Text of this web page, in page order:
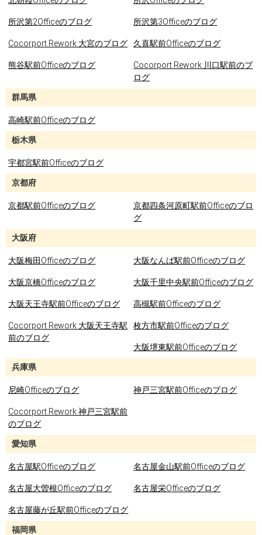
所沢第2Officeのブログ 所沢第3Officeのブログ
Cocorport Rework 大宮のブログ 久喜駅前Officeのブログ
熊谷駅前Officeのブログ
Cocorport Rework 川口駅前のブ
ログ
群馬県
高崎駅前Officeのブログ
栃木県
宇都宮駅前Officeのブログ
京都府
京都駅前Officeのブログ
京都四条河原町駅前Officeのブロ
グ
大阪府
大阪梅田Officeのブログ 大阪なんば駅前Officeのブログ
大阪京橋Officeのブログ 大阪千里中央駅前Officeのブログ
大阪天王寺駅前Officeのブログ 高槻駅前Officeのブログ
Cocorport Rework 大阪天王寺駅
前のブログ
枚方市駅前Officeのブログ
大阪堺東駅前Officeのブログ
兵庫県
尼崎Officeのブログ 神戸三宮駅前Officeのブログ
Cocorport Rework 神戸三宮駅前
のブログ
愛知県
名古屋駅Officeのブログ 名古屋金山駅前Officeのブログ
名古屋大曽根Officeのブログ 名古屋栄Officeのブログ
名古屋藤が丘駅前Officeのブログ
福岡県